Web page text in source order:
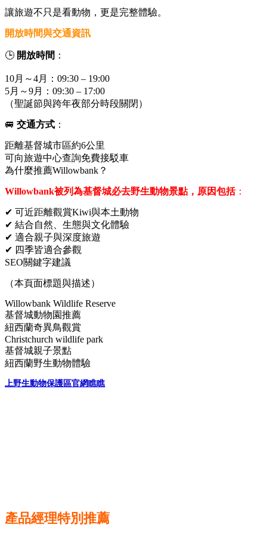
讓旅遊不只是看動物，更是完整體驗。
開放時間與交通資訊
🕒 開放時間 ：
10月～4月：09:30 – 19:00
5月～9月：09:30 – 17:00
（聖誕節與跨年夜部分時段關閉）
🚐 交通方式 ：
距離基督城市區約6公里
可向旅遊中心查詢免費接駁車
為什麼推薦Willowbank？
Willowbank被列為基督城必去野生動物景點，原因包括：
✔ 可近距離觀賞Kiwi與本土動物
✔ 結合自然、生態與文化體驗
✔ 適合親子與深度旅遊
✔ 四季皆適合參觀
SEO關鍵字建議
（本頁面標題與描述）
Willowbank Wildlife Reserve
基督城動物園推薦
紐西蘭奇異鳥觀賞
Christchurch wildlife park
基督城親子景點
紐西蘭野生動物體驗
上野生動物保護區官網瞧瞧
產品經理特別推薦